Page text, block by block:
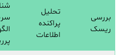
بررسی
ریسک
تحلیل
پراکنده
اطلاعات